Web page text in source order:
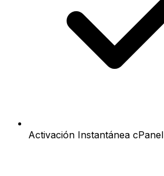
Activación Instantánea cPanel